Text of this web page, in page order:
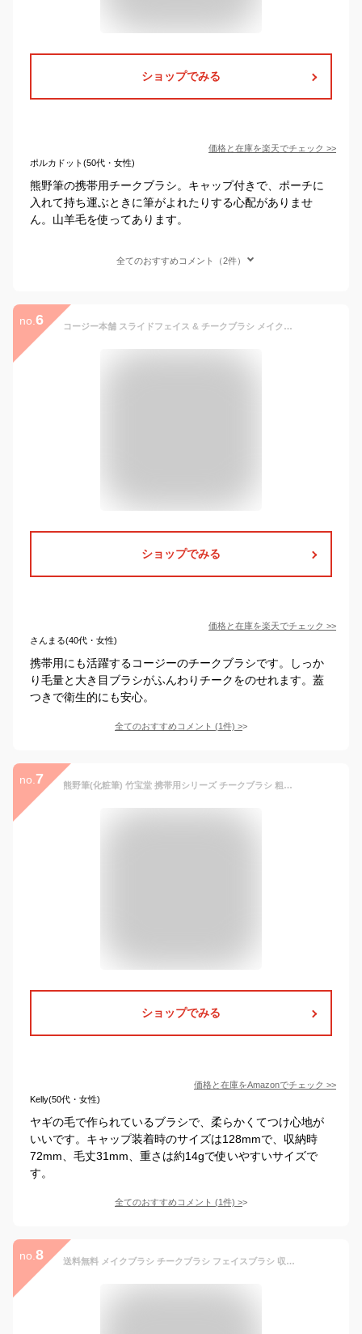
ショップでみる
価格と在庫を楽天でチェック >>
ポルカドット(50代・女性)
熊野筆の携帯用チークブラシ。キャップ付きで、ポーチに
入れて持ち運ぶときに筆がよれたりする心配がありませ
ん。山羊毛を使ってあります。
全てのおすすめコメント（2件）
no. 6 コージー本舗 スライドフェイス & チークブラシ メイクアップブラシ パウダーメイク 携帯用キャップ付
ショップでみる
価格と在庫を楽天でチェック >>
さんまる(40代・女性)
携帯用にも活躍するコージーのチークブラシです。しっか
り毛量と大き目ブラシがふんわりチークをのせれます。蓋
つきで衛生的にも安心。
全てのおすすめコメント (1件) >
no. 7 熊野筆(化粧筆) 竹宝堂 携帯用シリーズ チークブラシ 粗光峰 K-2 メイクブラシ 銀 1個 (x 1)
ショップでみる
価格と在庫をAmazonでチェック >>
Kelly(50代・女性)
ヤギの毛で作られているブラシで、柔らかくてつけ心地が
いいです。キャップ装着時のサイズは128mmで、収納時
72mm、毛丈31mm、重さは約14gで使いやすいサイズで
す。
全てのおすすめコメント (1件) >
no. 8 送料無料 メイクブラシ チークブラシ フェイスブラシ 収納 携帯 化粧筆 コスメブラシ メイク雑貨 コスメグッズ メイク小物 メイク道具 持ち運び